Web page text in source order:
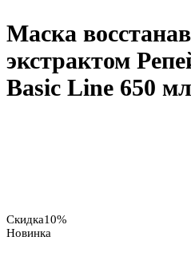
Маска
экстрактом
Basic Line 650 мл
Скидка10%
Новинка